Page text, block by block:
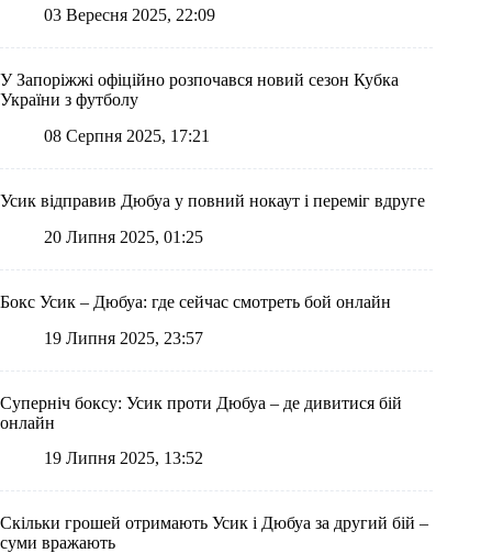
03 Вересня 2025, 22:09
У Запоріжжі офіційно розпочався новий сезон Кубка
України з футболу
08 Серпня 2025, 17:21
Усик відправив Дюбуа у повний нокаут і переміг вдруге
20 Липня 2025, 01:25
Бокс Усик – Дюбуа: где сейчас смотреть бой онлайн
19 Липня 2025, 23:57
Суперніч боксу: Усик проти Дюбуа – де дивитися бій
онлайн
19 Липня 2025, 13:52
Скільки грошей отримають Усик і Дюбуа за другий бій –
суми вражають